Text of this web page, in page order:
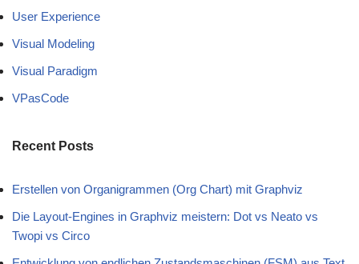
User Experience
Visual Modeling
Visual Paradigm
VPasCode
Recent Posts
Erstellen von Organigrammen (Org Chart) mit Graphviz
Die Layout-Engines in Graphviz meistern: Dot vs Neato vs
Twopi vs Circo